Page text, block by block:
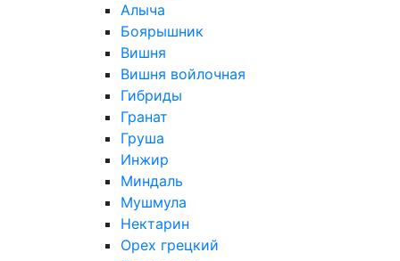
Алыча
Боярышник
Вишня
Вишня войлочная
Гибриды
Гранат
Груша
Инжир
Миндаль
Мушмула
Нектарин
Орех грецкий